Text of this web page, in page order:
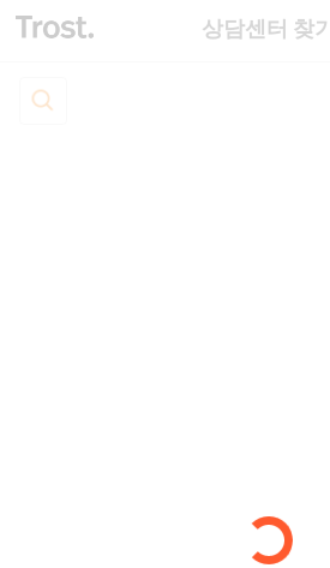
상담센터 찾기